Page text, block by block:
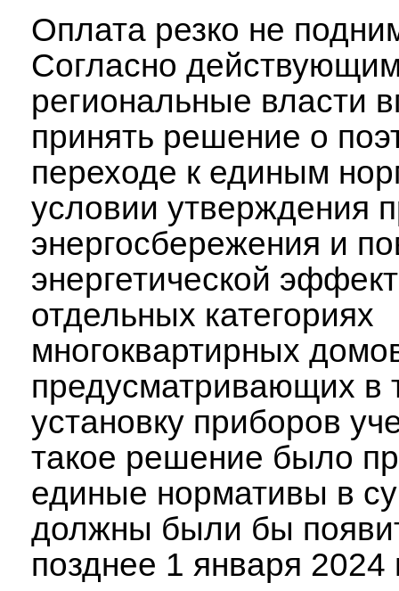
Оплата резко не
Согласно
региональные власти
принять решение о
переходе к единым
условии утверждения
энергосбережения и
энергетической
отдельных категориях
многоквартирных
предусматривающих в
установку приборов
такое решение было
единые нормативы в
должны были бы
позднее 1 января 2024